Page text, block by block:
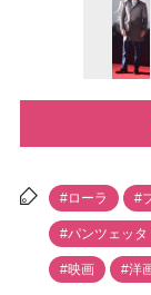
#ローラ #
#パンツェッタ
#映画 #洋